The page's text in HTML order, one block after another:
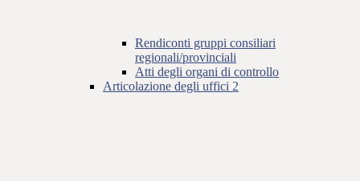
Rendiconti gruppi consiliari
regionali/provinciali
Atti degli organi di controllo
Articolazione degli uffici 2